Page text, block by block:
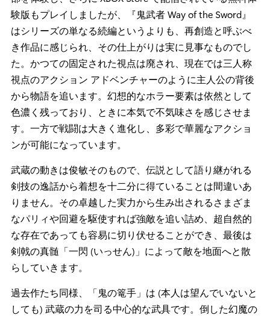
験版もプレイしましたが、『鬼武者 Way of the Sword』
はシリーズの単なる続編というよりも、再創造と呼ぶべ
き作品に感じられ、その仕上がりは実に見事なものでし
た。かつての固定された視点は廃され、現在では三人称
視点のアクション アドベンチャーのように主人公の背後
から物語を追います。幻想的なホラー要素は依然として
色濃く残っており、ときに本気で不気味さを感じさせま
す。一方で戦闘は大きく進化し、多彩で華麗なアクショ
ンが可能になっています。
武蔵の動きは俊敏そのもので、伝説として語り継がれる
剣技の逸話から着想を十二分に得ていることは間違いあ
りません。その卓越した実力から生み出されるさまざま
なパリィや回避を駆使すれば強敵を追い詰め、超自然的
な存在であっても容易に切り伏せることができ、最後は
剣戟の真髄「一閃 (いっせん)」によって敵を地面へと散
らしていきます。
過去作たち同様、「鬼の篭手」は (本人は望んでいないと
しても) 武蔵の力を司る中心的な武具です。倒した幻魔の